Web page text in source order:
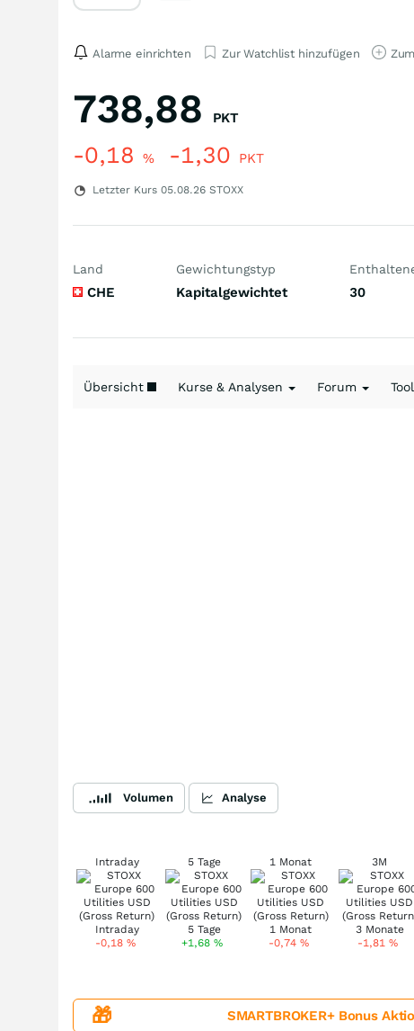
Alarme einrichten Zur Watchlist hinzufügen
738,88 PKT
-0,18 % -1,30 PKT
Letzter Kurs 05.08.26 STOXX
Land
CHE
Gewichtungstyp
Kapitalgewichtet 30
Übersicht Kurse & Analysen Forum
Volumen Analyse
Intraday
-0,18 %
5 Tage
+1,68%
1 Monat
-0,74%
3M
-1,81%
🎁 SMARTBROKER+ Bonus